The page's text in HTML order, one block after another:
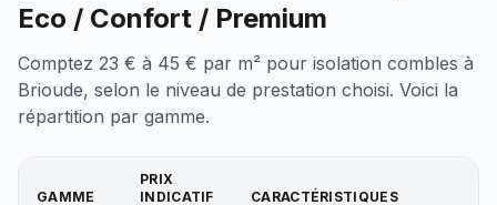
Eco / Confort / Premium
Comptez 23 € à 45 € par m² pour isolation combles à
Brioude, selon le niveau de prestation choisi. Voici la
répartition par gamme.
GAMME
PRIX
INDICATIF
CARACTÉRISTIQUES